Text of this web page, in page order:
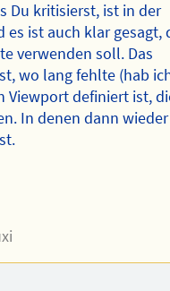
Du kritisierst, ist in der
es ist auch klar gesagt,
verwenden soll. Das
wo lang fehlte (hab
Viewport definiert ist,
In denen dann